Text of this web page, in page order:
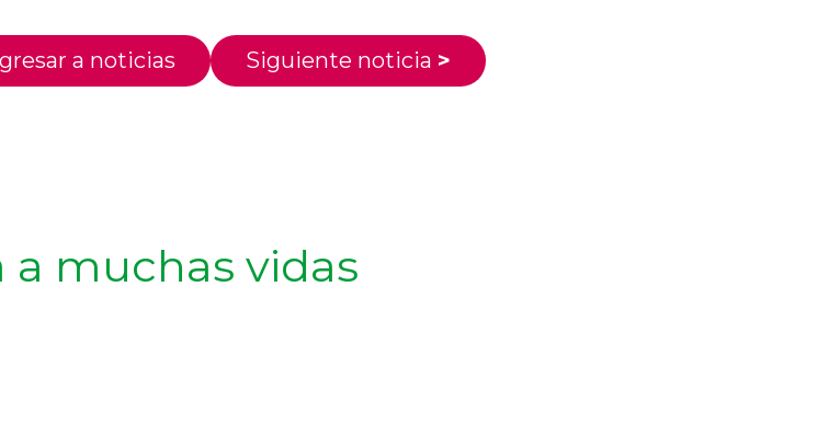
a noticias Siguiente noticia >
a muchas vidas